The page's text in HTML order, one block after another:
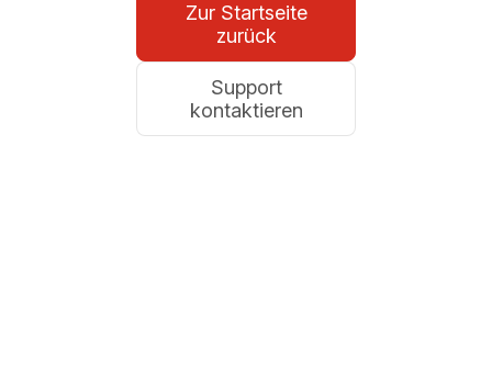
Zur Startseite
zurück
Support
kontaktieren